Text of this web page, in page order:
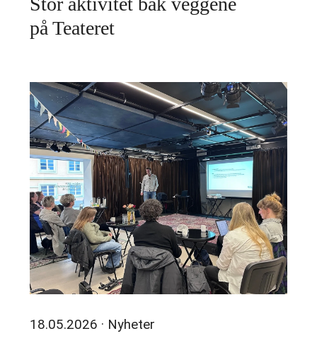
på Teateret
18.05.2026 · Nyheter